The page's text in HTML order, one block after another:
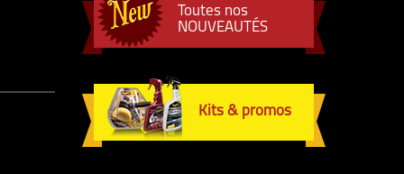
Toutes nos
NOUVEAUTÉS
Kits & promos